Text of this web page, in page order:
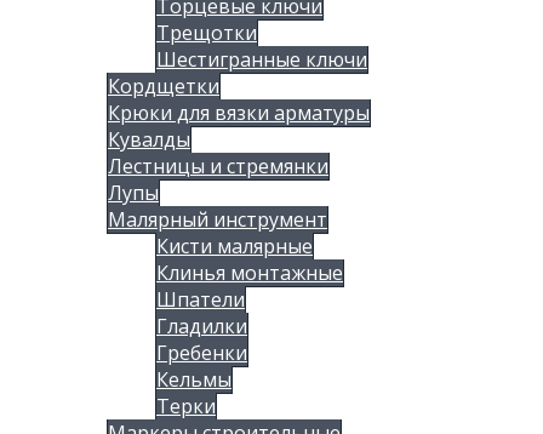
Торцевые ключи
Трещотки
Шестигранные ключи
Кордщетки
Крюки для вязки арматуры
Кувалды
Лестницы и стремянки
Лупы
Малярный инструмент
Кисти малярные
Клинья монтажные
Шпатели
Гладилки
Гребенки
Кельмы
Терки